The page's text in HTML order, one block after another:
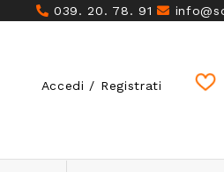
039. 20. 78. 91
Accedi / Registrati